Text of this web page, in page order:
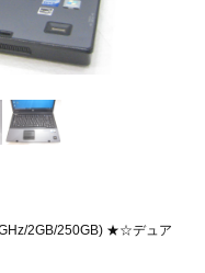
2GB/250GB) ★☆デュア